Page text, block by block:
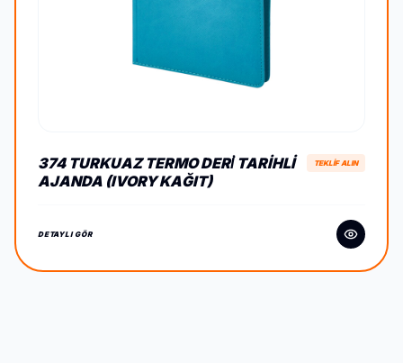
374 TURKUAZ TERMO DERİ TARIHLI
AJANDA (IVORY KAĞIT)
TEKLİF ALIN
DETAYLI GÖR